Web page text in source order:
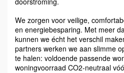
We zorgen voor veilige,
en energiebesparing. Met meer
kunnen we écht het verschil
partners werken we aan slimme
te halen: voldoende passende
woningvoorraad CO2-neutraal